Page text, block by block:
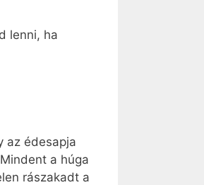
lenni, ha
az édesapja
a húga
rászakadt a